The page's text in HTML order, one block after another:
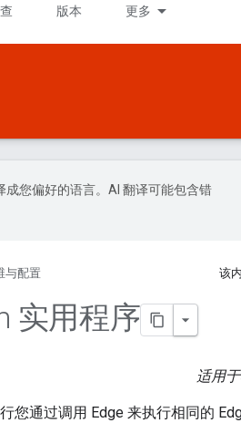
版本 更多
成您偏好的语言。AI 翻译可能包含错
与配置 该
实用程序
适用
您通过调用 Edge 来执行相同的